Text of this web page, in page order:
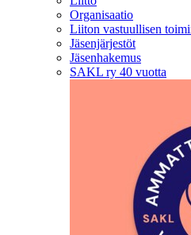
Organisaatio
Liiton vastuullisen
Jäsenjärjestöt
Jäsenhakemus
SAKL ry 40 vuotta